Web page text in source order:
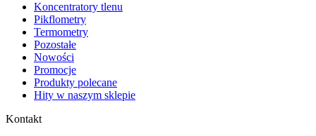
Koncentratory tlenu
Pikflometry
Termometry
Pozostałe
Nowości
Promocje
Produkty polecane
Hity w naszym sklepie
Kontakt